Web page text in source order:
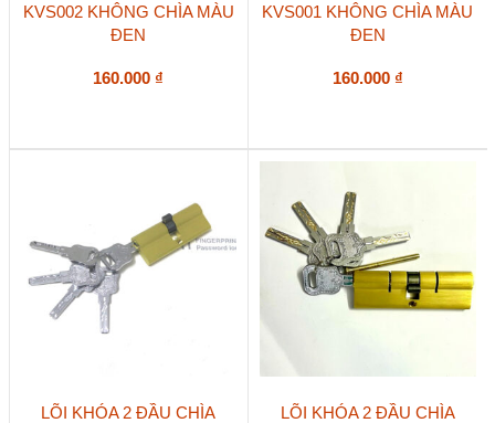
KVS002 KHÔNG CHÌA MÀU
ĐEN
160.000 ₫
KVS001 KHÔNG CHÌA MÀU
ĐEN
160.000 ₫
LÕI KHÓA 2 ĐẦU CHÌA
LÕI KHÓA 2 ĐẦU CHÌA